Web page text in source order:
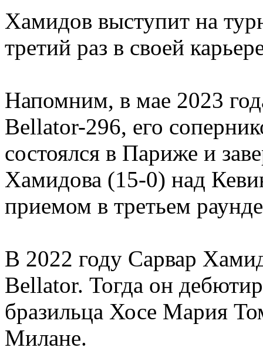
Хамидов выступит на
третий раз в своей
Напомним, в мае 2023
Bellator-296, его
состоялся в Париже и
Хамидова (15-0) над
приемом в третьем
В 2022 году Сарвар
Bellator. Тогда он
бразильца Хосе Мария
Милане.